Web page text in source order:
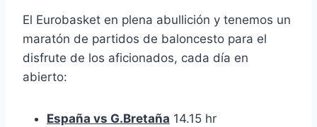
El Eurobasket en plena abullición y tenemos un
maratón de partidos de baloncesto para el
disfrute de los aficionados, cada día en
abierto:
España vs G.Bretaña 14.15 hr